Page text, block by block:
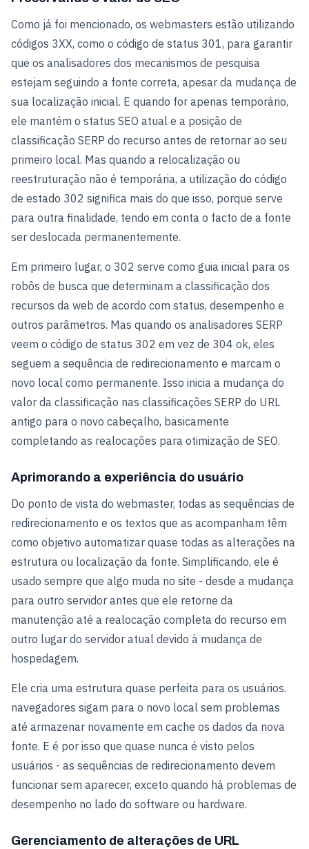
Como já foi mencionado, os webmasters estão utilizando
códigos 3XX, como o código de status 301, para garantir
que os analisadores dos mecanismos de pesquisa
estejam seguindo a fonte correta, apesar da mudança de
sua localização inicial. E quando for apenas temporário,
ele mantém o status SEO atual e a posição de
classificação SERP do recurso antes de retornar ao seu
primeiro local. Mas quando a relocalização ou
reestruturação não é temporária, a utilização do código
de estado 302 significa mais do que isso, porque serve
para outra finalidade, tendo em conta o facto de a fonte
ser deslocada permanentemente.
Em primeiro lugar, o 302 serve como guia inicial para os
robôs de busca que determinam a classificação dos
recursos da web de acordo com status, desempenho e
outros parâmetros. Mas quando os analisadores SERP
veem o código de status 302 em vez de 304 ok, eles
seguem a sequência de redirecionamento e marcam o
novo local como permanente. Isso inicia a mudança do
valor da classificação nas classificações SERP do URL
antigo para o novo cabeçalho, basicamente
completando as realocações para otimização de SEO.
Aprimorando a experiência do usuário
Do ponto de vista do webmaster, todas as sequências de
redirecionamento e os textos que as acompanham têm
como objetivo automatizar quase todas as alterações na
estrutura ou localização da fonte. Simplificando, ele é
usado sempre que algo muda no site - desde a mudança
para outro servidor antes que ele retorne da
manutenção até a realocação completa do recurso em
outro lugar do servidor atual devido à mudança de
hospedagem.
Ele cria uma estrutura quase perfeita para os usuários.
navegadores sigam para o novo local sem problemas
até armazenar novamente em cache os dados da nova
fonte. E é por isso que quase nunca é visto pelos
usuários - as sequências de redirecionamento devem
funcionar sem aparecer, exceto quando há problemas de
desempenho no lado do software ou hardware.
Gerenciamento de alterações de URL